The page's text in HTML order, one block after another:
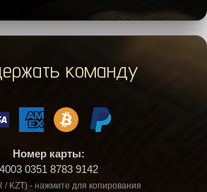
команду
Номер карты:
4003 0351 8783 9142
/ KZT) - нажмите для копирования